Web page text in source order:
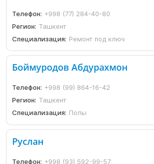
Телефон: +998 (77) 284-40-80
Регион: Ташкент
Специализация: Ремонт под ключ
Боймуродов Абдурахмон
Телефон: +998 (99) 864-16-42
Регион: Ташкент
Специализация: Полы
Руслан
Телефон: +998 (93) 592-99-57